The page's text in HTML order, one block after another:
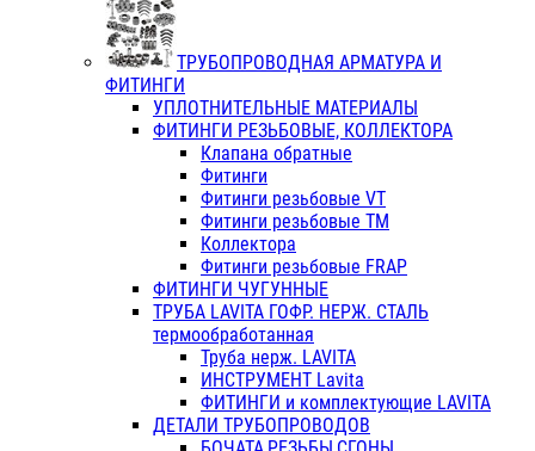
ТРУБОПРОВОДНАЯ АРМАТУРА И
ФИТИНГИ
УПЛОТНИТЕЛЬНЫЕ МАТЕРИАЛЫ
ФИТИНГИ РЕЗЬБОВЫЕ, КОЛЛЕКТОРА
Клапана обратные
Фитинги
Фитинги резьбовые VT
Фитинги резьбовые ТМ
Коллектора
Фитинги резьбовые FRAP
ФИТИНГИ ЧУГУННЫЕ
ТРУБА LAVITA ГОФР. НЕРЖ. СТАЛЬ
термообработанная
Труба нерж. LAVITA
ИНСТРУМЕНТ Lavita
ФИТИНГИ и комплектующие LAVITA
ДЕТАЛИ ТРУБОПРОВОДОВ